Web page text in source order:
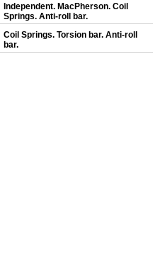
Independent. MacPherson. Coil
Springs. Anti-roll bar.
Coil Springs. Torsion bar. Anti-roll
bar.